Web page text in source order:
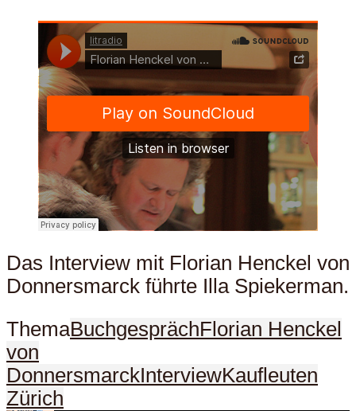
Das Interview mit Florian Henckel von
Donnersmarck führte Illa Spiekerman.
ThemaBuchgesprächFlorian Henckel
von
DonnersmarckInterviewKaufleuten
Zürich